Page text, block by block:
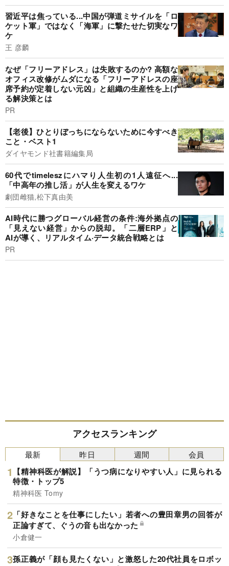
習近平は焦っている...中国が弾道ミサイルを「ロ
ケット軍」ではなく「海軍」に撃たせた切実なワ
ケ
王 彦麟
なぜ「フリーアドレス」は失敗するのか? 高額な
オフィス改修がムダになる「フリーアドレスの座
席予約が定着しない元凶」と組織の生産性を上げ
る解決策とは
PR
【老後】ひとりぼっちにならないために今すべき
こと・ベスト1
ダイヤモンド社書籍編集局
60代でtimeleszにハマり人生初の1人遠征へ...
「中高年の推し活」が人生を変えるワケ
劇団雌猫,松下真由美
AI時代に勝つグローバル経営の条件:海外拠点の
「見えない経営」からの脱却。「二層ERP」と
AIが導く、リアルタイム·データ統合戦略とは
PR
アクセスランキング
最新
【精神科医が解説】「うつ病になりやすい人」に見られる
特徴・トップ5
精神科医 Tomy
「好きなことを仕事にしたい」若者への豊田章男の回答が
正論すぎて、ぐうの音も出なかった
小倉健一
孫正義が「顔も見たくない」と激怒した20代社員をロボッ
昨日 週間 会員